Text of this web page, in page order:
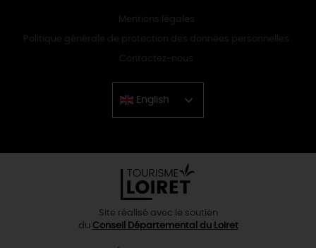
Mentions légales
Politique générale de protection des données personnelles
Contactez-nous
English
Chinese
Site réalisé avec le soutien
du Conseil Départemental du Loiret